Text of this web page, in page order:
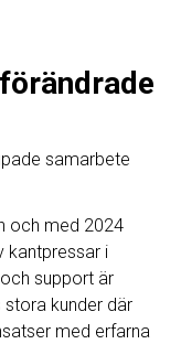
samarbete
och med 2024
kantpressar i
support är
kunder där
med erfarna